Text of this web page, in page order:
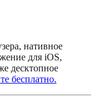
нативное
для iOS,
десктопное
бесплатно.